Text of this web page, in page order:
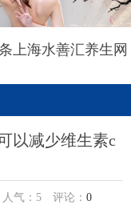
上海水善汇养生网
以减少维生素c
气： 5评论： 0